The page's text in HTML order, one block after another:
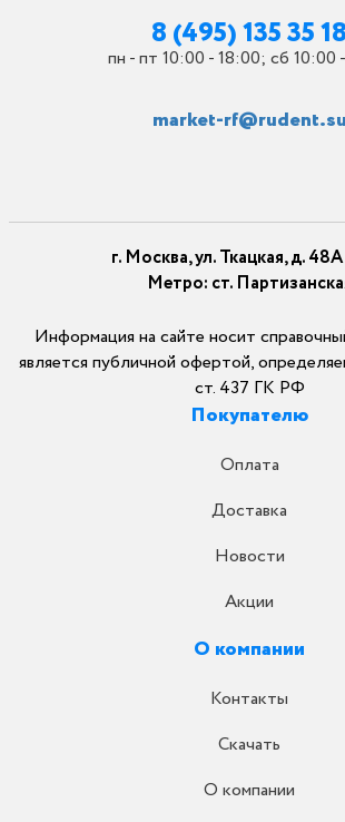
8 (495) 135 35 18
пн - пт 10:00 - 18:00; сб 10:00
market-rf@rudent.su
г. Москва, ул. Ткацкая, д.
Метро: ст.
Информация на сайте носит
является публичной офертой,
ст. 437 ГК РФ
Покупателю
Оплата
Доставка
Новости
Акции
О компании
Контакты
Скачать
О компании